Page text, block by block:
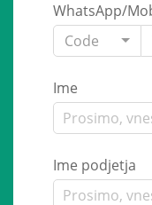
WhatsApp/
Code
Ime
Ime podjetja